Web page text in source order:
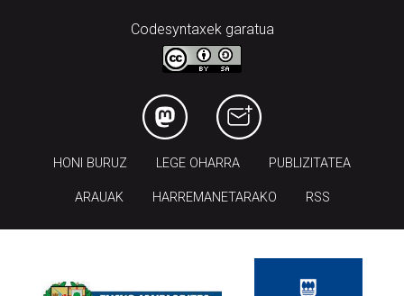
Codesyntaxek garatua
HONI BURUZ LEGE OHARRA PUBLIZITATEA
ARAUAK HARREMANETARAKO RSS